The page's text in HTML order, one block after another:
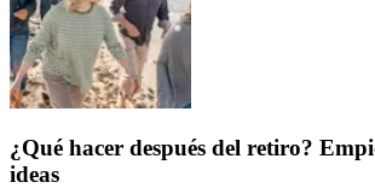
¿Qué hacer después del retiro?
ideas